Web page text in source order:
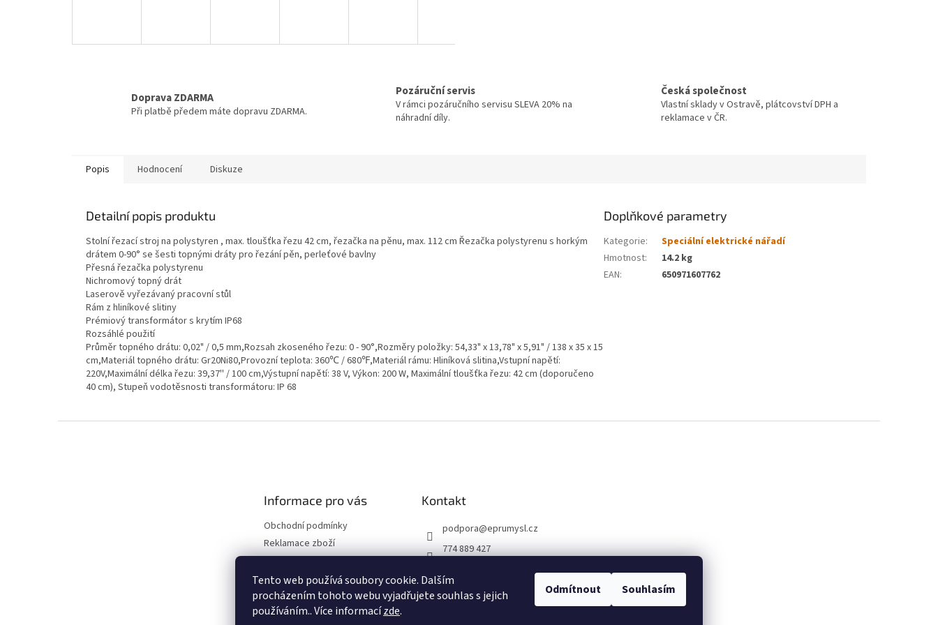
Tento web používá soubory cookie. Dalším
procházením tohoto webu vyjadřujete souhlas s jejich
používáním.. Více informacízde.
Odmítnout Souhlasím
Doprava ZDARMA
Při platbě předem máte dopravu ZDARMA.
Pozáruční servis
V rámci pozáručního servisu SLEVA 20% na
náhradní díly.
Česká společnost
Vlastní sklady v Ostravě, plátcovství DPH a
reklamace v ČR.
Popis Hodnocení Diskuze
Detailní popis produktu
Stolní řezací stroj na polystyren , max. tloušťka řezu 42 cm, řezačka na pěnu, max. 112 cm Řezačka polystyrenu s horkým
drátem 0-90° se šesti topnými dráty pro řezání pěn, perleťové bavlny
Přesná řezačka polystyrenu
Nichromový topný drát
Laserově vyřezávaný pracovní stůl
Rám z hliníkové slitiny
Prémiový transformátor s krytím IP68
Rozsáhlé použití
Průměr topného drátu: 0,02" / 0,5 mm,Rozsah zkoseného řezu: 0 - 90°,Rozměry položky: 54,33" x 13,78" x 5,91" / 138 x 35 x 15
cm,Materiál topného drátu: Gr20Ni80,Provozní teplota: 360℃ / 680℉,Materiál rámu: Hliníková slitina,Vstupní napětí:
220V,Maximální délka řezu: 39,37'' / 100 cm,Výstupní napětí: 38 V, Výkon: 200 W, Maximální tloušťka řezu: 42 cm (doporučeno
40 cm), Stupeň vodotěsnosti transformátoru: IP 68
Doplňkové parametry
Kategorie:
Speciální elektrické nářadí
Hmotnost:
14.2 kg
EAN: 650971607762
Informace pro vás
Obchodní podmínky
Reklamace zboží
Kontakty
Moje objednávka
Kontakt
podpora@eprumysl.cz
774 889 427